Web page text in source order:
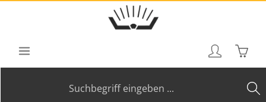
Zum Hauptinhalt springen